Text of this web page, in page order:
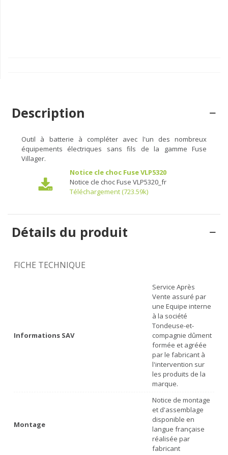
Description
Outil à batterie à compléter avec l'un des nombreux
équipements électriques sans fils de la gamme Fuse
Villager.
Notice cle choc Fuse VLP5320
Notice cle choc Fuse VLP5320_fr
Téléchargement (723.59k)
Détails du produit
FICHE TECHNIQUE
Informations SAV
Service Après
Vente assuré par
une Equipe interne
à la société
Tondeuse-et-
compagnie dûment
formée et agréée
par le fabricant à
l'intervention sur
les produits de la
marque.
Montage
Notice de montage
et d'assemblage
disponible en
langue française
réalisée par
fabricant